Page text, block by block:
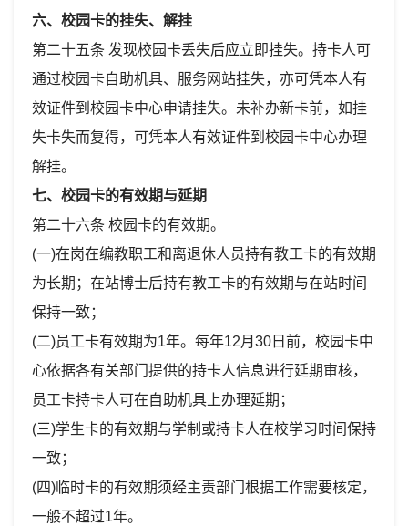
六、校园卡的挂失、解挂
第二十五条 发现校园卡丢失后应立即挂失。持卡人可
通过校园卡自助机具、服务网站挂失，亦可凭本人有
效证件到校园卡中心申请挂失。未补办新卡前，如挂
失卡失而复得，可凭本人有效证件到校园卡中心办理
解挂。
七、校园卡的有效期与延期
第二十六条 校园卡的有效期。
(一)在岗在编教职工和离退休人员持有教工卡的有效期
为长期；在站博士后持有教工卡的有效期与在站时间
保持一致；
(二)员工卡有效期为1年。每年12月30日前，校园卡中
心依据各有关部门提供的持卡人信息进行延期审核，
员工卡持卡人可在自助机具上办理延期；
(三)学生卡的有效期与学制或持卡人在校学习时间保持
一致；
(四)临时卡的有效期须经主责部门根据工作需要核定，
一般不超过1年。